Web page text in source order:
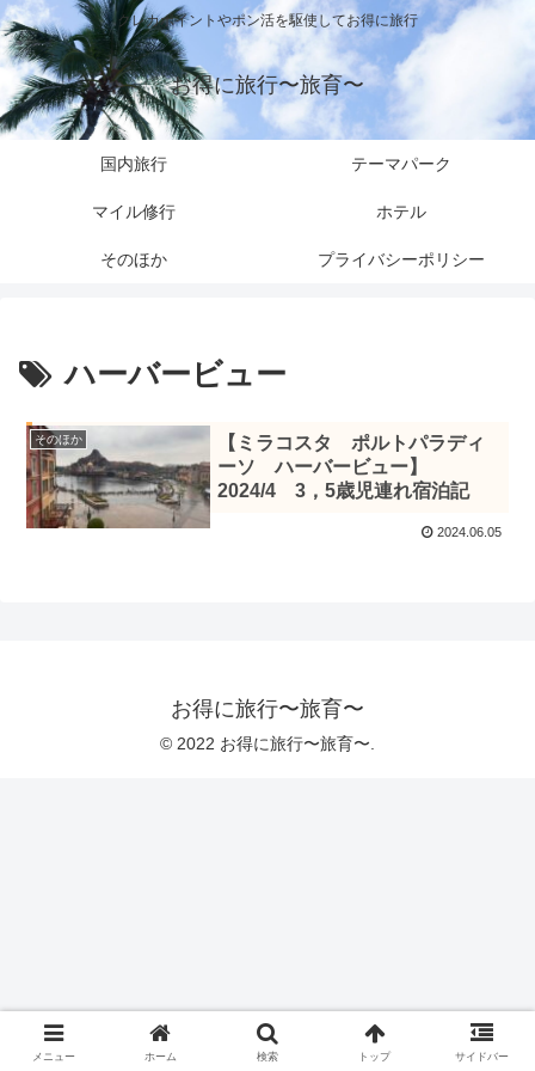
クレカポイントやポン活を駆使してお得に旅行
お得に旅行〜旅育〜
国内旅行 テーマパーク
マイル修行 ホテル
そのほか プライバシーポリシー
ハーバービュー
そのほか
【ミラコスタ ポルトパラディ
ーソ ハーバービュー】
2024/4 3，5歳児連れ宿泊記
2024.06.05
お得に旅行〜旅育〜
© 2022 お得に旅行〜旅育〜.
メニュー ホーム 検索 トップ サイドバー